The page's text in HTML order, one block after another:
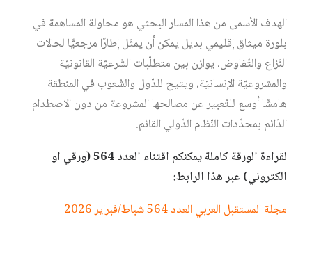
الهدف الأسمى من هذا المسار البحثي هو محاولة المساهمة في
بلورة ميثاق إقليمي بديل يمكن أن يمثّل إطارًا مرجعيًّا لحالات
النّزاع والتّفاوض، يوازن بين متطلّبات الشّرعيّة القانونيّة
والمشروعيّة الإنسانيّة، ويتيح للدّول والشّعوب في المنطقة
هامشًا أوسع للتّعبير عن مصالحها المشروعة من دون الاصطدام
الدّائم بمحدّدات النّظام الدّولي القائم.
لقراءة الورقة كاملة يمكنكم اقتناء العدد 564 (ورقي او
الكتروني) عبر هذا الرابط:
مجلة المستقبل العربي العدد 564 شباط/فبراير 2026